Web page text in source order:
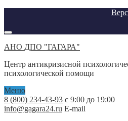
АНО ДПО "ГАГАРА"
Центр антикризисной
психологической помощи
Меню
8 (800) 234-43-93 с 9:00 до 19:00
info@gagara24.ru E-mail